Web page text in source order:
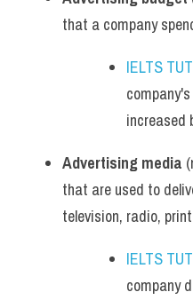
that a company
IELTS
increased
Advertising media
that are used to
television, radio,
IELTS
company